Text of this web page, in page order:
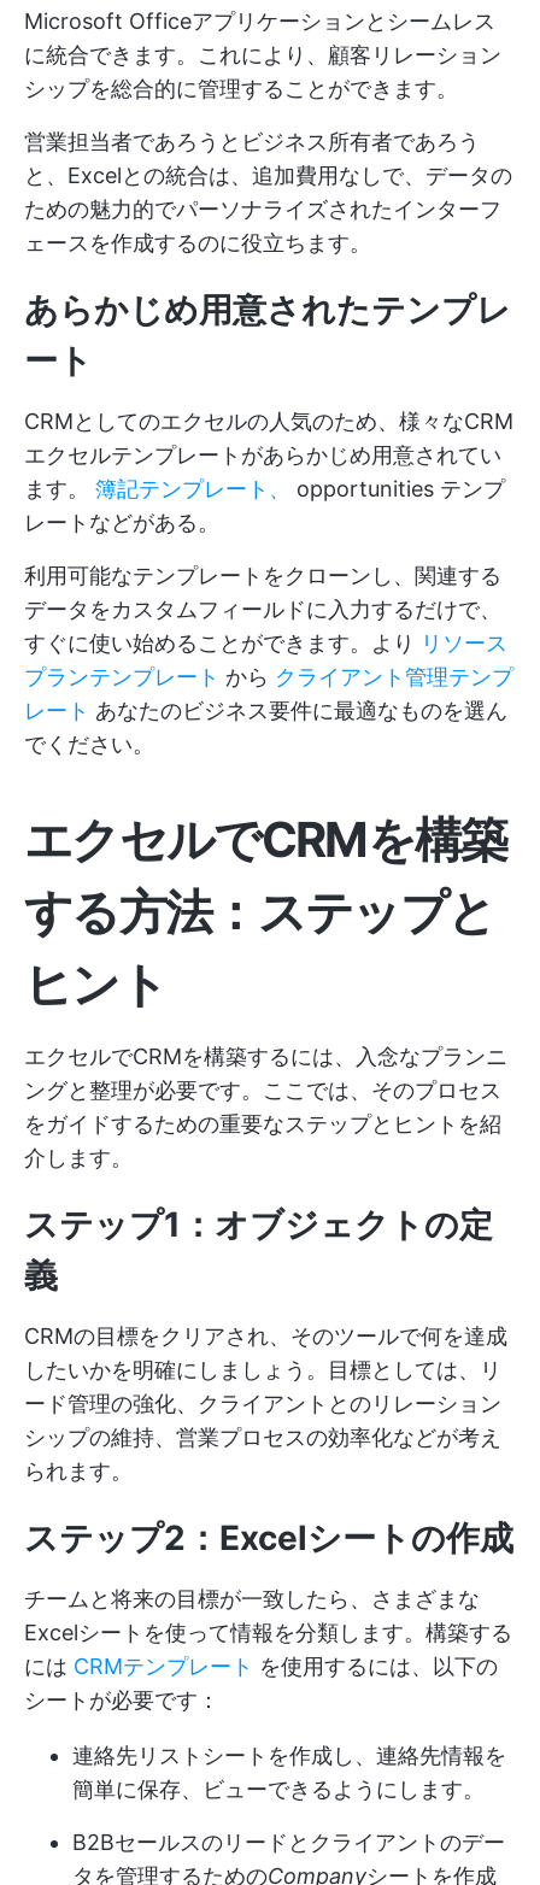
Microsoft Officeアプリケーションとシームレス
に統合できます。これにより、顧客リレーション
シップを総合的に管理することができます。
営業担当者であろうとビジネス所有者であろう
と、Excelとの統合は、追加費用なしで、データの
ための魅力的でパーソナライズされたインターフ
ェースを作成するのに役立ちます。
あらかじめ用意されたテンプレ
ート
CRMとしてのエクセルの人気のため、様々なCRM
エクセルテンプレートがあらかじめ用意されてい
ます。 簿記テンプレート、
opportunities テンプ
レートなどがある。
利用可能なテンプレートをクローンし、関連する
データをカスタムフィールドに入力するだけで、
すぐに使い始めることができます。より
リソース
プランテンプレート から クライアント管理テンプ
レート あなたのビジネス要件に最適なものを選ん
でください。
エクセルでCRMを構築
する方法：ステップと
ヒント
エクセルでCRMを構築するには、入念なプランニ
ングと整理が必要です。ここでは、そのプロセス
をガイドするための重要なステップとヒントを紹
介します。
ステップ1：オブジェクトの定
義
CRMの目標をクリアされ、そのツールで何を達成
したいかを明確にしましょう。目標としては、リ
ード管理の強化、クライアントとのリレーション
シップの維持、営業プロセスの効率化などが考え
られます。
ステップ2：Excelシートの作成
チームと将来の目標が一致したら、さまざまな
Excelシートを使って情報を分類します。構築する
には CRMテンプレート を使用するには、以下の
シートが必要です：
連絡先リストシートを作成し、連絡先情報を
簡単に保存、ビューできるようにします。
B2Bセールスのリードとクライアントのデー
タを管理するためのCompanyシートを作成